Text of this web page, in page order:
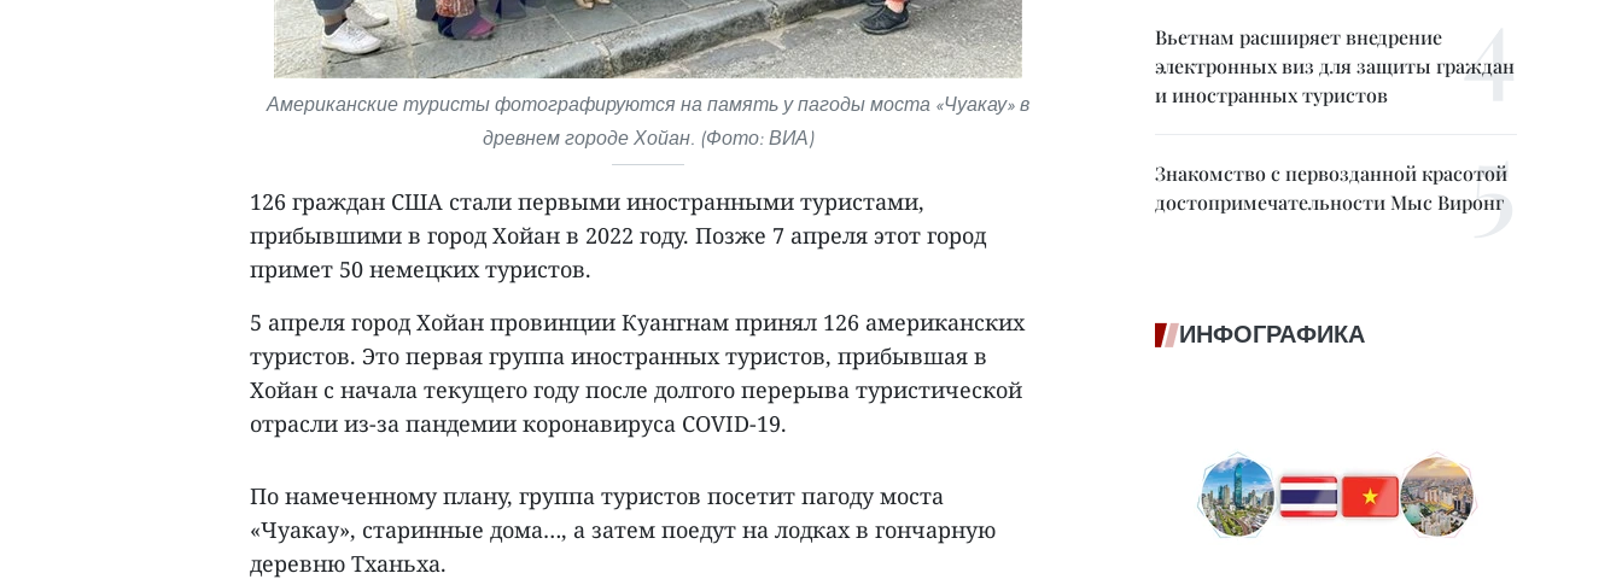
Американские туристы фотографируются на память у пагоды моста «Чуакау» в
древнем городе Хойан. (Фото: ВИА)
126 граждан США стали первыми иностранными туристами,
прибывшими в город Хойан в 2022 году. Позже 7 апреля этот город
примет 50 немецких туристов.
5 апреля город Хойан провинции Куангнам принял 126 американских
туристов. Это первая группа иностранных туристов, прибывшая в
Хойан с начала текущего году после долгого перерыва туристической
отрасли из-за пандемии коронавируса COVID-19.
По намеченному плану, группа туристов посетит пагоду моста
«Чуакау», старинные дома…, а затем поедут на лодках в гончарную
деревню Тханьха.
Вьетнам расширяет внедрение
электронных виз для защиты граждан
и иностранных туристов
Знакомство с первозданной красотой
достопримечательности Мыс Виронг
ИНФОГРАФИКА